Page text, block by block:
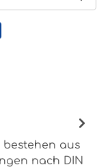
bestehen aus
nach DIN